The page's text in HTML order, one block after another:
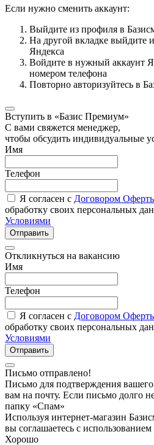
Если нужно сменить аккаунт:
Выйдите из профиля в
На другой вкладке выйдите
Яндекса
Войдите в нужный аккаунт
номером телефона
Повторно авторизуйтесь в
Вступить в «Базис Премиум»
С вами свяжется менеджер,
чтобы обсудить индивидуальные
Имя
Телефон
Я согласен с Договором
обработку своих персональных
Условиями
Отправить
Откликнуться на вакансию
Имя
Телефон
Я согласен с Договором
обработку своих персональных
Условиями
Отправить
Письмо отправлено!
Письмо для подтверждения
вам на почту. Если письмо долго
папку «Спам»
Используя интернет-магазин
вы соглашаетесь с использованием
Хорошо